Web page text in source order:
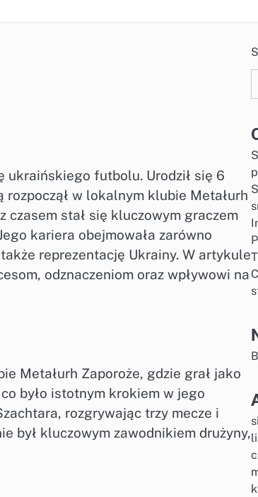
ukraińskiego futbolu. Urodził się 6
w lokalnym klubie Metałurh
czasem stał się kluczowym graczem
kariera obejmowała zarówno
reprezentację Ukrainy. W artykule
odznaczeniom oraz wpływowi na
Metałurh Zaporoże, gdzie grał jako
było istotnym krokiem w jego
rozgrywając trzy mecze i
był kluczowym zawodnikiem drużyny,